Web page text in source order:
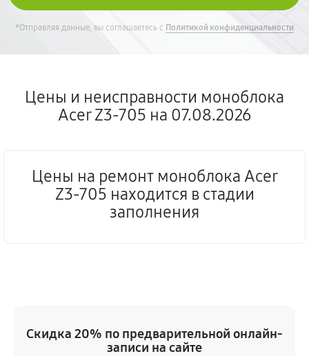
*Отправляя данные, вы соглашаетесь с Политикой конфиденциальности
Цены и неисправности моноблока
Acer Z3-705 на 07.08.2026
Цены на ремонт моноблока Acer
Z3-705 находится в стадии
заполнения
Скидка 20% по предварительной онлайн-
записи на сайте